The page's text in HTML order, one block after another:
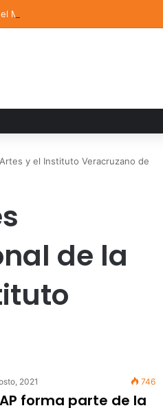
MUTVI 2026
y el Instituto Veracruzano de
de la
2021 746
forma parte de la